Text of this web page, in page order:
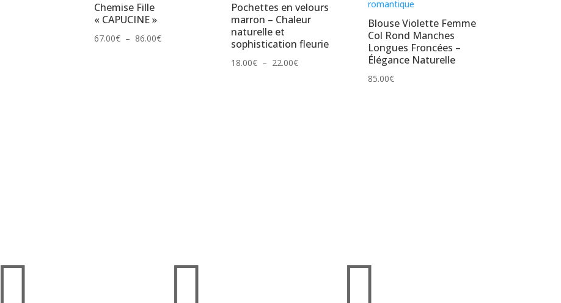
Chemise Fille
« CAPUCINE »
67.00€ – 86.00€Plage
Pochettes en velours
marron – Chaleur
naturelle et
sophistication fleurie
18.00€ – 22.00€Plage
Blouse Violette Femme
Col Rond Manches
Longues Froncées –
Élégance Naturelle
85.00€
  